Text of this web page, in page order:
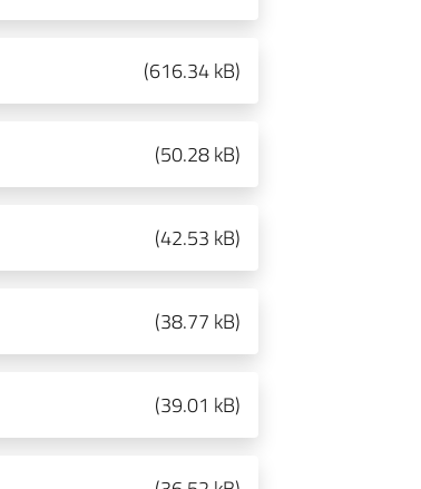
(616.34 kB)
(50.28 kB)
(42.53 kB)
(38.77 kB)
(39.01 kB)